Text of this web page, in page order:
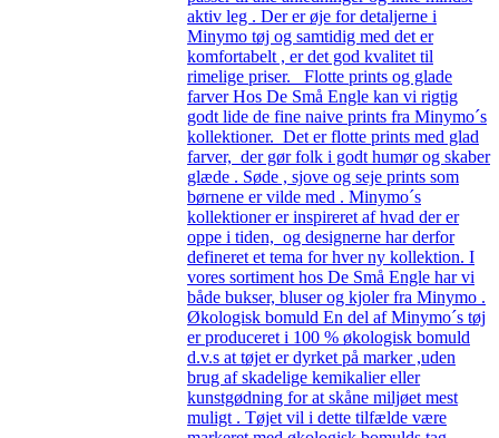
aktiv leg . Der er øje for detaljerne i
Minymo tøj og samtidig med det er
komfortabelt , er det god kvalitet til
rimelige priser. Flotte prints og glade
farver Hos De Små Engle kan vi rigtig
godt lide de fine naive prints fra Minymo´s
kollektioner. Det er flotte prints med glad
farver, der gør folk i godt humør og skaber
glæde . Søde , sjove og seje prints som
børnene er vilde med . Minymo´s
kollektioner er inspireret af hvad der er
oppe i tiden, og designerne har derfor
defineret et tema for hver ny kollektion. I
vores sortiment hos De Små Engle har vi
både bukser, bluser og kjoler fra Minymo .
Økologisk bomuld En del af Minymo´s tøj
er produceret i 100 % økologisk bomuld
d.v.s at tøjet er dyrket på marker ,uden
brug af skadelige kemikalier eller
kunstgødning for at skåne miljøet mest
muligt . Tøjet vil i dette tilfælde være